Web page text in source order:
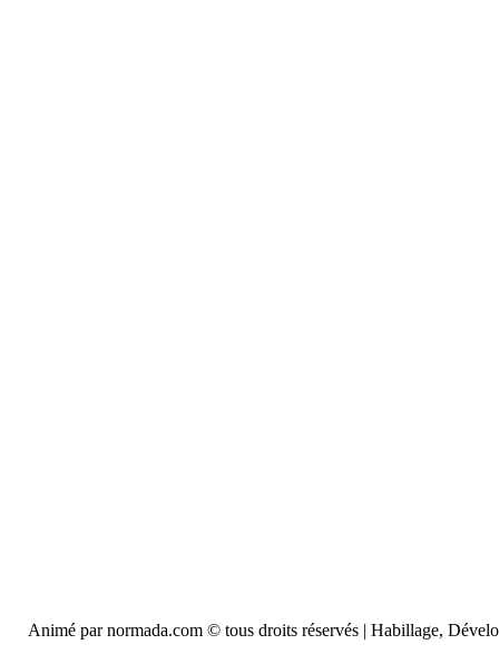
Animé par normada.com © tous droits réservés | Habillage,